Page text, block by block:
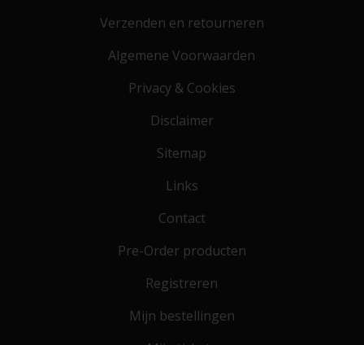
Verzenden en retourneren
Algemene Voorwaarden
Privacy & Cookies
Disclaimer
Sitemap
Links
Contact
Pre-Order producten
Registreren
Mijn bestellingen